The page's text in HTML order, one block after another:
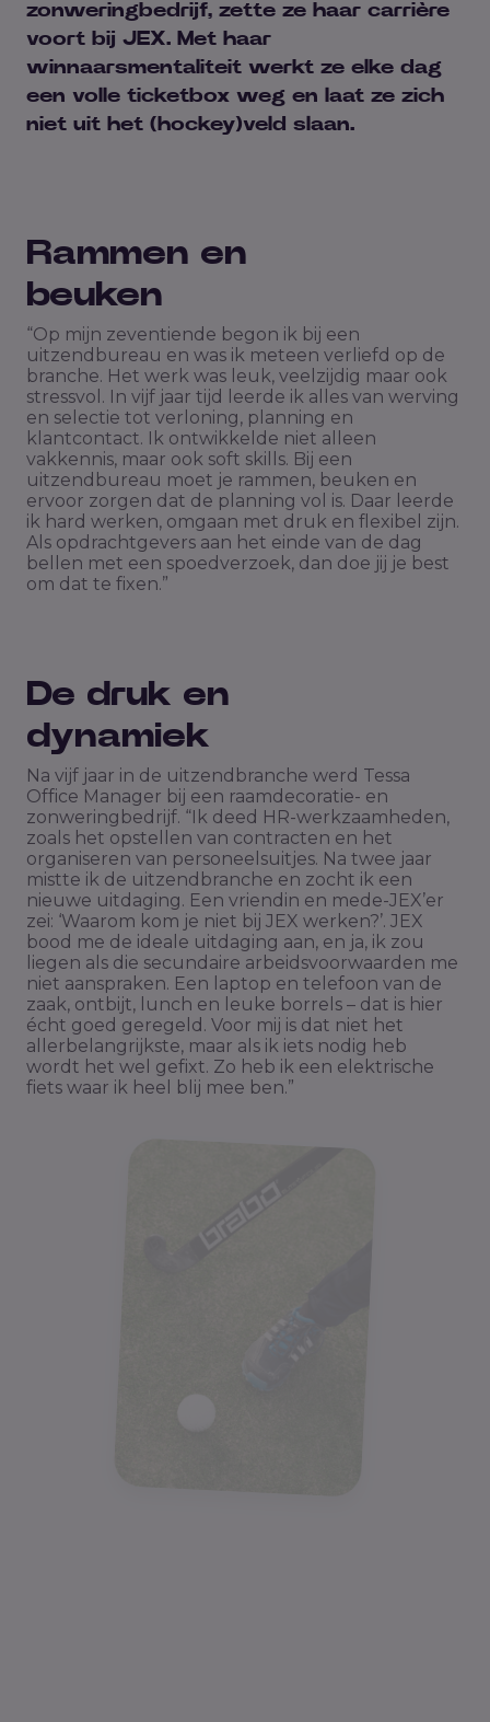
zonweringbedrijf, zette ze haar carrière
voort bij JEX. Met haar
winnaarsmentaliteit werkt ze elke dag
een volle ticketbox weg en laat ze zich
niet uit het (hockey)veld slaan.
Rammen en
beuken
“Op mijn zeventiende begon ik bij een
uitzendbureau en was ik meteen verliefd op de
branche. Het werk was leuk, veelzijdig maar ook
stressvol. In vijf jaar tijd leerde ik alles van werving
en selectie tot verloning, planning en
klantcontact. Ik ontwikkelde niet alleen
vakkennis, maar ook soft skills. Bij een
uitzendbureau moet je rammen, beuken en
ervoor zorgen dat de planning vol is. Daar leerde
ik hard werken, omgaan met druk en flexibel zijn.
Als opdrachtgevers aan het einde van de dag
bellen met een spoedverzoek, dan doe jij je best
om dat te fixen.”
De druk en
dynamiek
Na vijf jaar in de uitzendbranche werd Tessa
Office Manager bij een raamdecoratie- en
zonweringbedrijf. “Ik deed HR-werkzaamheden,
zoals het opstellen van contracten en het
organiseren van personeelsuitjes. Na twee jaar
mistte ik de uitzendbranche en zocht ik een
nieuwe uitdaging. Een vriendin en mede-JEX’er
zei: ‘Waarom kom je niet bij JEX werken?’. JEX
bood me de ideale uitdaging aan, en ja, ik zou
liegen als die secundaire arbeidsvoorwaarden me
niet aanspraken. Een laptop en telefoon van de
zaak, ontbijt, lunch en leuke borrels – dat is hier
écht goed geregeld. Voor mij is dat niet het
allerbelangrijkste, maar als ik iets nodig heb
wordt het wel gefixt. Zo heb ik een elektrische
fiets waar ik heel blij mee ben.”